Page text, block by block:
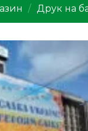
/ Друк на